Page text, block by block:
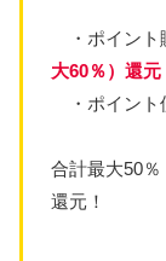
・ポイント
大60％） 還元
・ポイント
合計最大50
還元！